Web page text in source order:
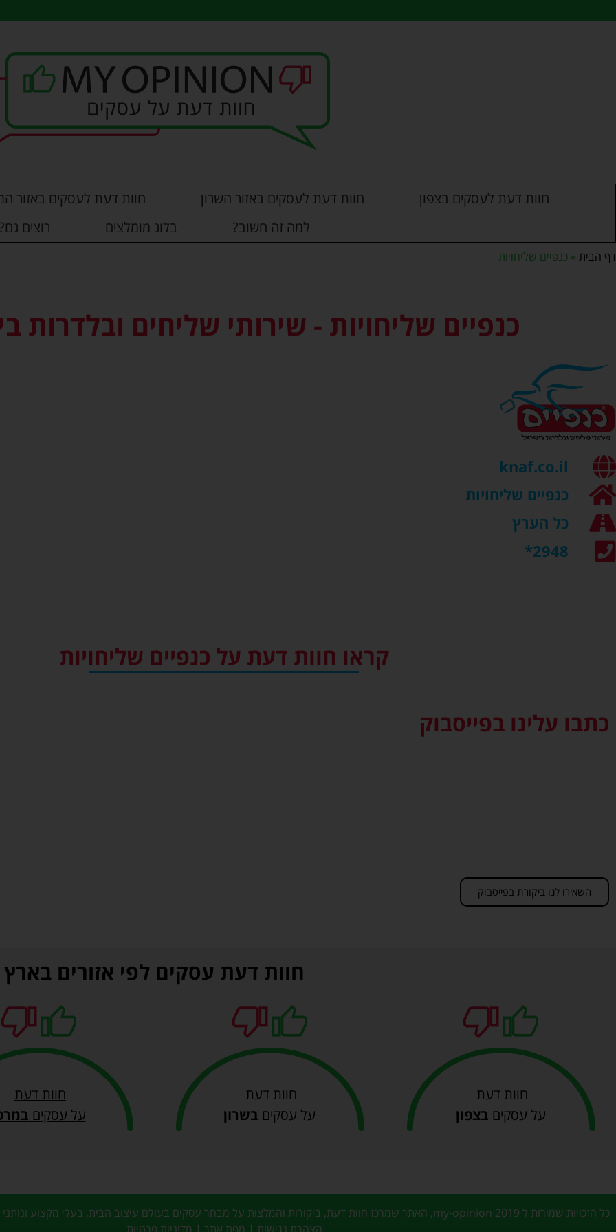
חוות דעת לעסקים בצפון חוות דעת לעסקים באזור השרון חוות דעת לעסקים באזור
למה זה חשוב?
בלוג מומלצים רוצים גם?
דף הבית » כנפיים שליחויות
כנפיים שליחויות - שירותי שליחים ובלדרות
knaf.co.il
כנפיים שליחויות
כל הערץ
2948*
קראו חוות דעת על כנפיים שליחויות
כתבו עלינו בפייסבוק
השאירו לנו ביקורת בפייסבוק
חוות דעת עסקים לפי אזורים בארץ
חוות דעת
על עסקים בצפון
חוות דעת
על עסקים בשרון
חוות דעת
על עסקים
כל הזכויות שמורות ל my-opinion 2019, האתר שמרכז חוות דעת, ביקורות והמלצות על מבחר עסקים בעולם עיצוב הבית, בעלי מקצוע ונותני שירות, עולם הרכב, עולם היופי ועוד…